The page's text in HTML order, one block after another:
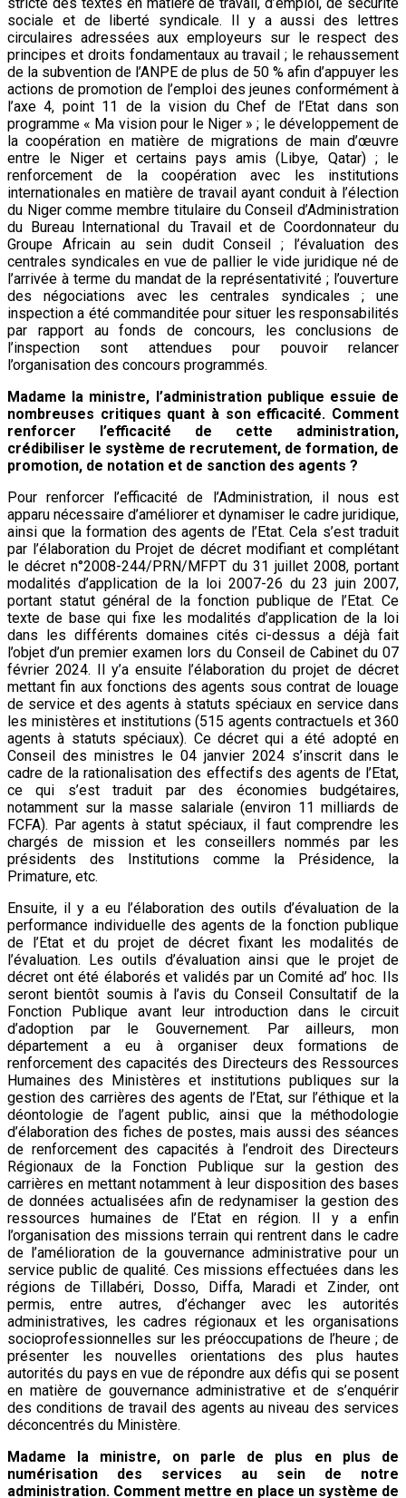
sociale et de liberté syndicale. Il y a aussi des lettres
circulaires adressées aux employeurs sur le respect des
principes et droits fondamentaux au travail ; le rehaussement
de la subvention de l’ANPE de plus de 50 % afin d’appuyer les
actions de promotion de l’emploi des jeunes conformément à
l’axe 4, point 11 de la vision du Chef de l’Etat dans son
programme « Ma vision pour le Niger » ; le développement de
la coopération en matière de migrations de main d’œuvre
entre le Niger et certains pays amis (Libye, Qatar) ; le
renforcement de la coopération avec les institutions
internationales en matière de travail ayant conduit à l’élection
du Niger comme membre titulaire du Conseil d’Administration
du Bureau International du Travail et de Coordonnateur du
Groupe Africain au sein dudit Conseil ; l’évaluation des
centrales syndicales en vue de pallier le vide juridique né de
l’arrivée à terme du mandat de la représentativité ; l’ouverture
des négociations avec les centrales syndicales ; une
inspection a été commanditée pour situer les responsabilités
par rapport au fonds de concours, les conclusions de
l’inspection sont attendues pour pouvoir relancer
l’organisation des concours programmés.
Madame la ministre, l’administration publique essuie de
nombreuses critiques quant à son efficacité. Comment
renforcer l’efficacité de cette administration,
crédibiliser le système de recrutement, de formation, de
promotion, de notation et de sanction des agents ?
Pour renforcer l’efficacité de l’Administration, il nous est
apparu nécessaire d’améliorer et dynamiser le cadre juridique,
ainsi que la formation des agents de l’Etat. Cela s’est traduit
par l’élaboration du Projet de décret modifiant et complétant
le décret n°2008-244/PRN/MFPT du 31 juillet 2008, portant
modalités d’application de la loi 2007-26 du 23 juin 2007,
portant statut général de la fonction publique de l’Etat. Ce
texte de base qui fixe les modalités d’application de la loi
dans les différents domaines cités ci-dessus a déjà fait
l’objet d’un premier examen lors du Conseil de Cabinet du 07
février 2024. Il y’a ensuite l’élaboration du projet de décret
mettant fin aux fonctions des agents sous contrat de louage
de service et des agents à statuts spéciaux en service dans
les ministères et institutions (515 agents contractuels et 360
agents à statuts spéciaux). Ce décret qui a été adopté en
Conseil des ministres le 04 janvier 2024 s’inscrit dans le
cadre de la rationalisation des effectifs des agents de l’Etat,
ce qui s’est traduit par des économies budgétaires,
notamment sur la masse salariale (environ 11 milliards de
FCFA). Par agents à statut spéciaux, il faut comprendre les
chargés de mission et les conseillers nommés par les
présidents des Institutions comme la Présidence, la
Primature, etc.
Ensuite, il y a eu l’élaboration des outils d’évaluation de la
performance individuelle des agents de la fonction publique
de l’Etat et du projet de décret fixant les modalités de
l’évaluation. Les outils d’évaluation ainsi que le projet de
décret ont été élaborés et validés par un Comité ad’ hoc. Ils
seront bientôt soumis à l’avis du Conseil Consultatif de la
Fonction Publique avant leur introduction dans le circuit
d’adoption par le Gouvernement. Par ailleurs, mon
département a eu à organiser deux formations de
renforcement des capacités des Directeurs des Ressources
Humaines des Ministères et institutions publiques sur la
gestion des carrières des agents de l’Etat, sur l’éthique et la
déontologie de l’agent public, ainsi que la méthodologie
d’élaboration des fiches de postes, mais aussi des séances
de renforcement des capacités à l’endroit des Directeurs
Régionaux de la Fonction Publique sur la gestion des
carrières en mettant notamment à leur disposition des bases
de données actualisées afin de redynamiser la gestion des
ressources humaines de l’Etat en région. Il y a enfin
l’organisation des missions terrain qui rentrent dans le cadre
de l’amélioration de la gouvernance administrative pour un
service public de qualité. Ces missions effectuées dans les
régions de Tillabéri, Dosso, Diffa, Maradi et Zinder, ont
permis, entre autres, d’échanger avec les autorités
administratives, les cadres régionaux et les organisations
socioprofessionnelles sur les préoccupations de l’heure ; de
présenter les nouvelles orientations des plus hautes
autorités du pays en vue de répondre aux défis qui se posent
en matière de gouvernance administrative et de s’enquérir
des conditions de travail des agents au niveau des services
déconcentrés du Ministère.
Madame la ministre, on parle de plus en plus de
numérisation des services au sein de notre
administration. Comment mettre en place un système de